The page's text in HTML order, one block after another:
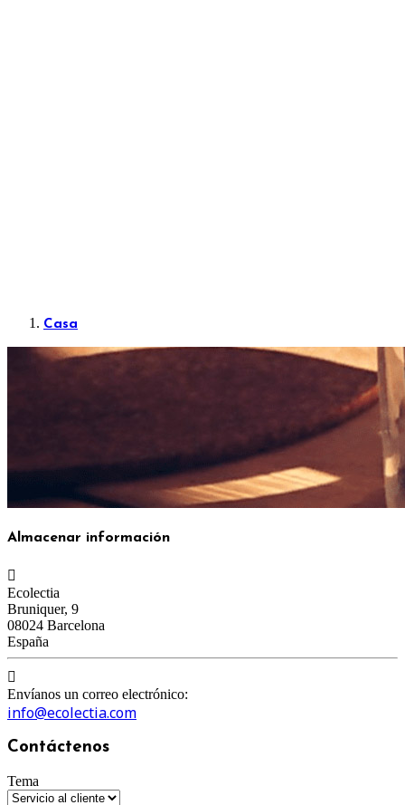
Casa
Almacenar información

Ecolectia
Bruniquer, 9
08024 Barcelona
España

Envíanos un correo electrónico:
info@ecolectia.com
Contáctenos
Tema